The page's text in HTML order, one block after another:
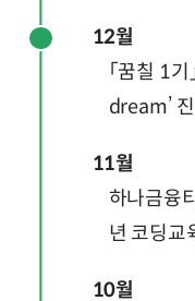
12월
「꿈칠 1
dream’
11월
하나금융
년 코딩교
10월